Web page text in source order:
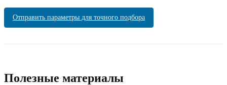
Отправить параметры для точного подбора
Полезные материалы